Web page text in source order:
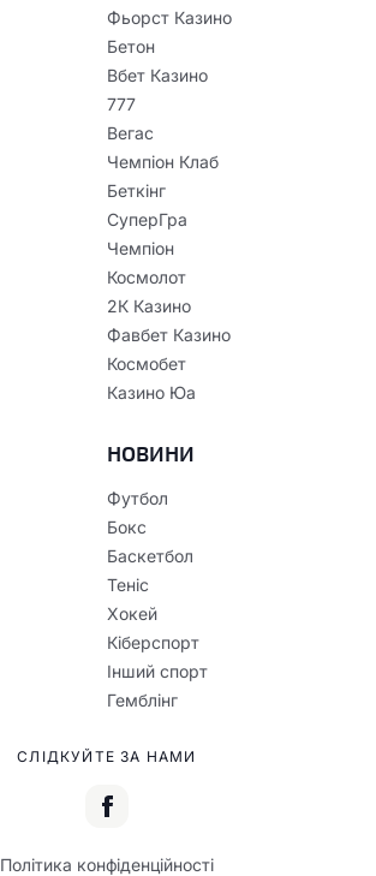
Фьорст Казино
Бетон
Вбет Казино
777
Вегас
Чемпіон Клаб
Беткінг
СуперГра
Чемпіон
Космолот
2К Казино
Фавбет Казино
Космобет
Казино Юа
НОВИНИ
Футбол
Бокс
Баскетбол
Теніс
Хокей
Кіберспорт
Інший спорт
Гемблінг
СЛІДКУЙТЕ ЗА НАМИ
Політика конфіденційності